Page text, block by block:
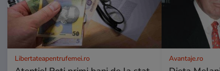
Libertateapentrufemei.ro Avantaje.ro